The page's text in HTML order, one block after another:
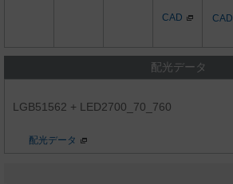
CAD CAD
配光データ
LGB51562 + LED2700_70_760
配光データ